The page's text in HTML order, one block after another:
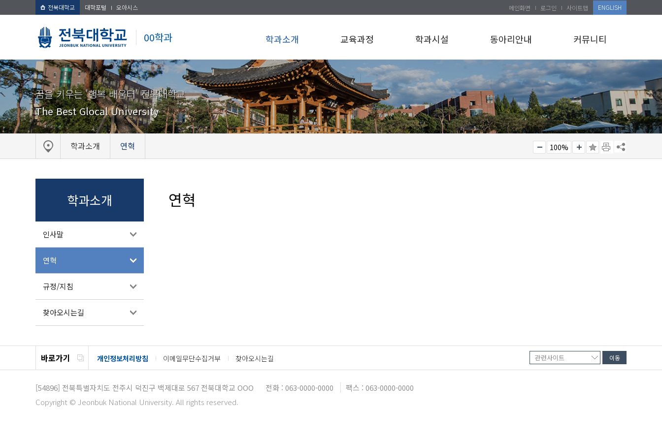
전북대학교 대학포털 오아시스
00학과
메인화면 로그인 사이트맵 ENGLISH
학과소개 교육과정 학과시설 동아리안내 커뮤니티
꿈을 키우는 '행복 배움터' 전북대학교
The Best Glocal University
학과소개 연혁 100%
학과소개
인사말
연혁
규정/지침
찾아오시는길
연혁
바로가기 개인정보처리방침 이메일무단수집거부 찾아오시는길
[54896] 전북특별자치도 전주시 덕진구 백제대로 567 전북대학교 OOO 전화 : 063-0000-0000
팩스 : 063-0000-0000
Copyright © Jeonbuk National University. All rights reserved.